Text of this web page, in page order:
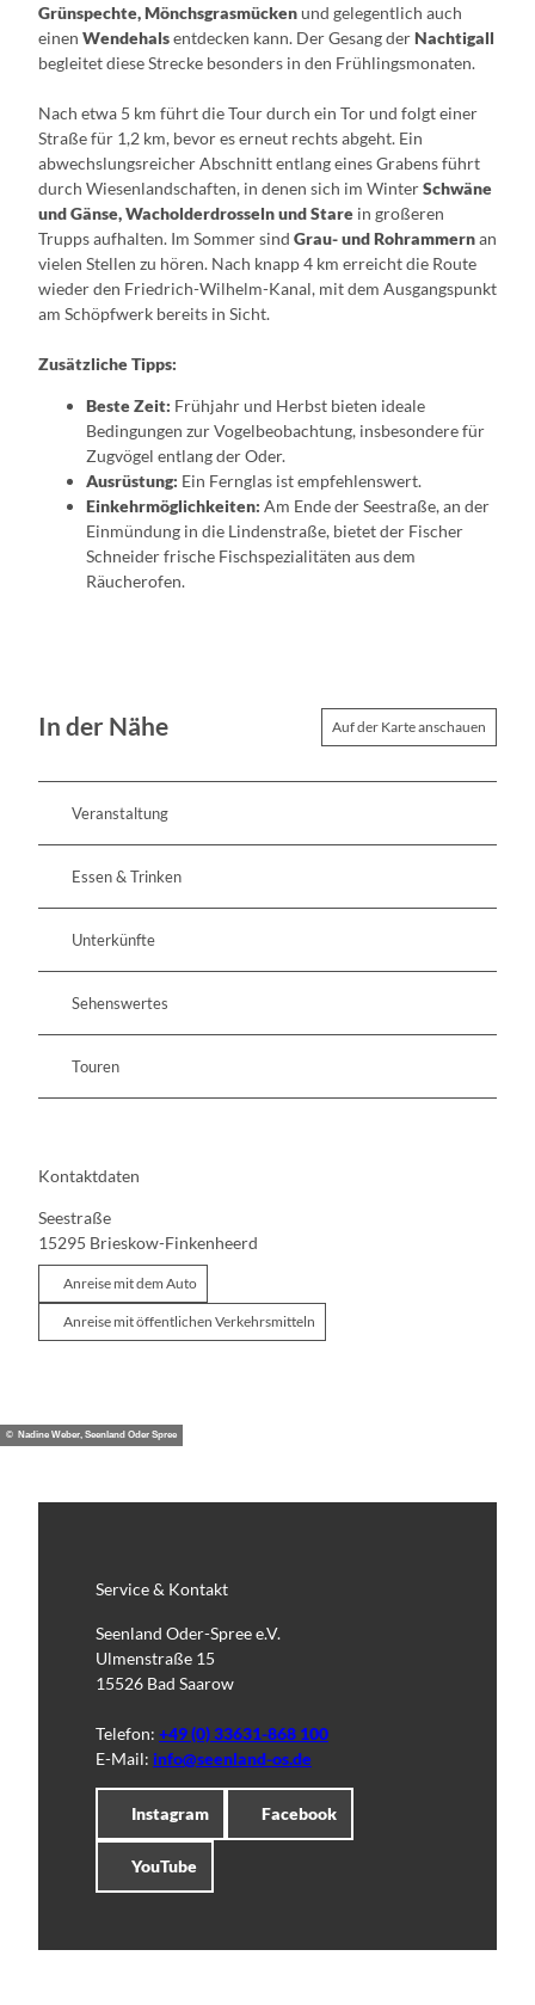
Grünspechte, Mönchsgrasmückenund gelegentlich auch
einen Wendehalsentdecken kann. Der Gesang derNachtigall
begleitet diese Strecke besonders in den Frühlingsmonaten.
Nach etwa 5 km führt die Tour durch ein Tor und folgt einer
Straße für 1,2 km, bevor es erneut rechts abgeht. Ein
abwechslungsreicher Abschnitt entlang eines Grabens führt
durch Wiesenlandschaften, in denen sich im WinterSchwäne
und Gänse, Wacholderdrosseln und Stare in großeren
Trupps aufhalten. Im Sommer sind Grau- und Rohrammernan
vielen Stellen zu hören. Nach knapp 4 km erreicht die Route
wieder den Friedrich-Wilhelm-Kanal, mit dem Ausgangspunkt
am Schöpfwerk bereits in Sicht.
Zusätzliche Tipps:
Beste Zeit: Frühjahr und Herbst bieten ideale
Bedingungen zur Vogelbeobachtung, insbesondere für
Zugvögel entlang der Oder.
Ausrüstung: Ein Fernglas ist empfehlenswert.
Einkehrmöglichkeiten: Am Ende der Seestraße, an der
Einmündung in die Lindenstraße, bietet der Fischer
Schneider frische Fischspezialitäten aus dem
Räucherofen.
In der Nähe Auf der Karte anschauen
Veranstaltung
Essen & Trinken
Unterkünfte
Sehenswertes
Touren
Kontaktdaten
Seestraße
15295 Brieskow-Finkenheerd
Anreise mit dem Auto
Anreise mit öffentlichen Verkehrsmitteln
© Nadine Weber, Seenland Oder Spree
Service & Kontakt
Seenland Oder-Spree e.V.
Ulmenstraße 15
15526 Bad Saarow
Telefon: +49 (0) 33631-868 100
E-Mail: info@seenland-os.de
Instagram Facebook
YouTube